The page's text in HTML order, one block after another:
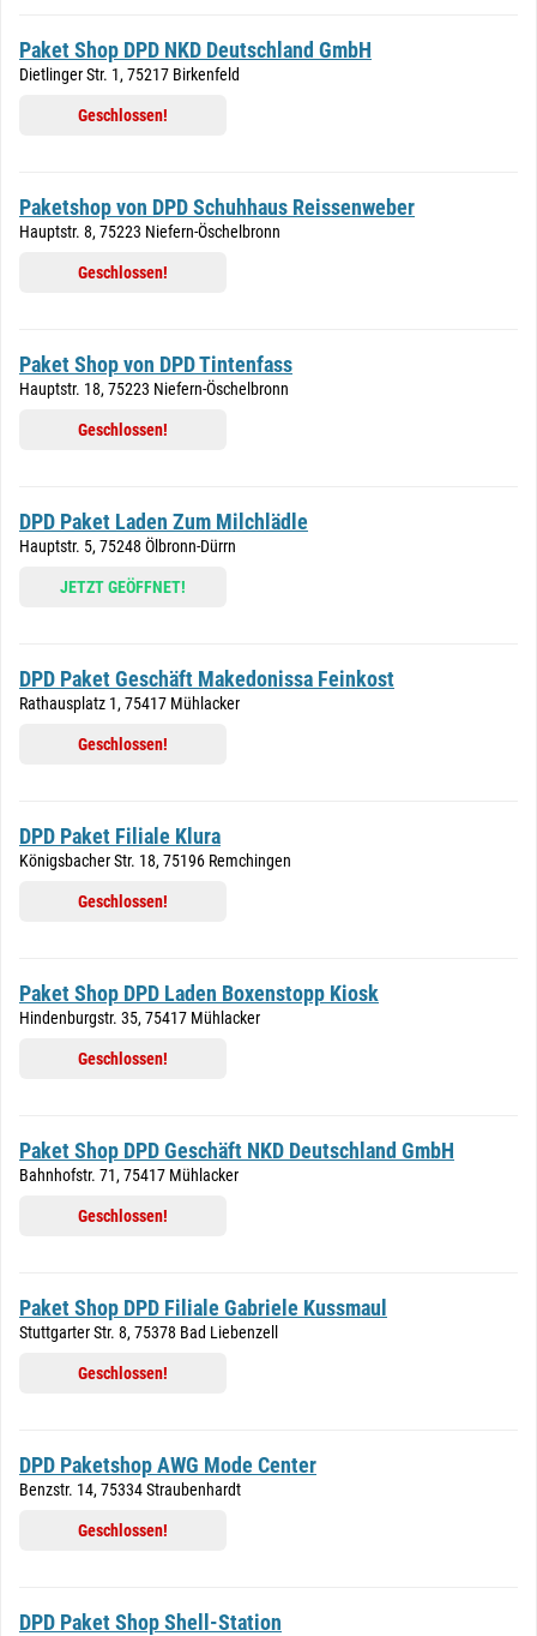
Paket Shop DPD NKD Deutschland GmbH
Dietlinger Str. 1, 75217 Birkenfeld
Geschlossen!
Paketshop von DPD Schuhhaus Reissenweber
Hauptstr. 8, 75223 Niefern-Öschelbronn
Geschlossen!
Paket Shop von DPD Tintenfass
Hauptstr. 18, 75223 Niefern-Öschelbronn
Geschlossen!
DPD Paket Laden Zum Milchlädle
Hauptstr. 5, 75248 Ölbronn-Dürrn
JETZT GEÖFFNET!
DPD Paket Geschäft Makedonissa Feinkost
Rathausplatz 1, 75417 Mühlacker
Geschlossen!
DPD Paket Filiale Klura
Königsbacher Str. 18, 75196 Remchingen
Geschlossen!
Paket Shop DPD Laden Boxenstopp Kiosk
Hindenburgstr. 35, 75417 Mühlacker
Geschlossen!
Paket Shop DPD Geschäft NKD Deutschland GmbH
Bahnhofstr. 71, 75417 Mühlacker
Geschlossen!
Paket Shop DPD Filiale Gabriele Kussmaul
Stuttgarter Str. 8, 75378 Bad Liebenzell
Geschlossen!
DPD Paketshop AWG Mode Center
Benzstr. 14, 75334 Straubenhardt
Geschlossen!
DPD Paket Shop Shell-Station